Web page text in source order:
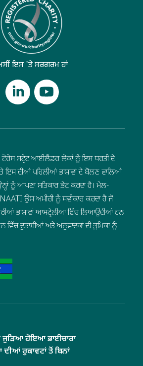
ਇਸ 'ਤੇ ਸਰਗਰਮ ਹਾਂ
ਟੋਰੇਸ ਸਟ੍ਰੇਟ ਆਈਲੈਂਡਰ ਲੋਕਾਂ ਨੂੰ ਇਸ ਧਰਤੀ ਦੇ
ਇਸ ਦੀਆਂ ਪਹਿਲੀਆਂ ਭਾਸ਼ਾਵਾਂ ਦੇ ਬੋਲਣ ਵਾਲਿਆਂ
ਨੂੰ ਆਪਣਾ ਸਤਿਕਾਰ ਭੇਟ ਕਰਦਾ ਹੈ। ਮੇਲ-
NAATI ਉਸ ਅਮੀਰੀ ਨੂੰ ਸਵੀਕਾਰ ਕਰਦਾ ਹੈ ਜੋ
ਭਾਸ਼ਾਵਾਂ ਆਸਟ੍ਰੇਲੀਆ ਵਿੱਚ ਲਿਆਉਂਦੀਆਂ ਹਨ
ਵਿੱਚ ਦੁਭਾਸ਼ੀਆਂ ਅਤੇ ਅਨੁਵਾਦਕਾਂ ਦੀ ਭੂਮਿਕਾ ਨੂੰ
ਹੋਇਆ ਭਾਈਚਾਰਾ
ਦੀਆਂ ਰੁਕਾਵਟਾਂ ਤੋਂ ਬਿਨਾਂ